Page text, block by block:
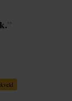
”